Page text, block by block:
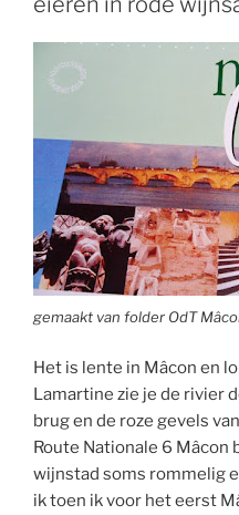
gemaakt van folder OdT
Het is lente in Mâcon en
Lamartine zie je de rivier
brug en de roze gevels
Route Nationale 6 Mâcon
wijnstad soms rommelig
ik toen ik voor het eerst